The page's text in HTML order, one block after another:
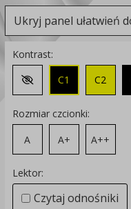
Ukryj panel ułatwień
Kontrast:
Zmień kontrast na
C1 C2
Rozmiar czcionki:
A
A+ A++
Lektor:
Czytaj odnośniki